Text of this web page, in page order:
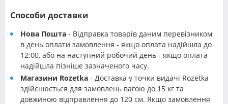
Способи доставки
Нова Пошта - Відправка товарів даним перевізником
в день оплати замовлення - якщо оплата надійшла до
12:00, або на наступний робочий день - якщо оплата
надійшла пізніше зазначеного часу.
Магазини Rozetka - Доставка у точки видачі Rozetka
здійснюється для замовлень вагою до 15 кг та
довжиною відправлення до 120 см. Якщо замовлення